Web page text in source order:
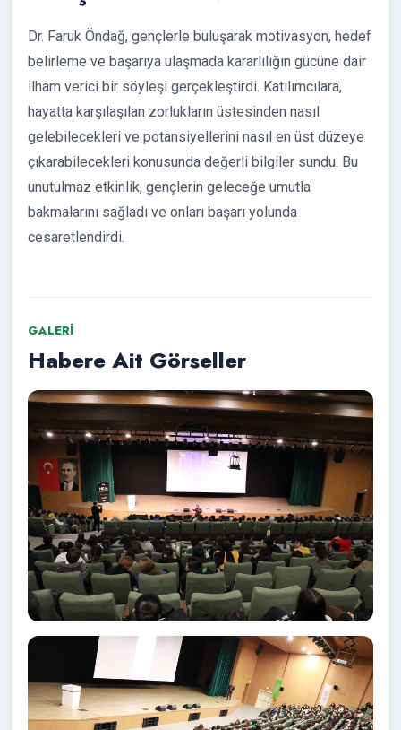
Dr. Faruk Öndağ, gençlerle buluşarak motivasyon, hedef
belirleme ve başarıya ulaşmada kararlılığın gücüne dair
ilham verici bir söyleşi gerçekleştirdi. Katılımcılara,
hayatta karşılaşılan zorlukların üstesinden nasıl
gelebilecekleri ve potansiyellerini nasıl en üst düzeye
çıkarabilecekleri konusunda değerli bilgiler sundu. Bu
unutulmaz etkinlik, gençlerin geleceğe umutla
bakmalarını sağladı ve onları başarı yolunda
cesaretlendirdi.
GALERI
Habere Ait Görseller